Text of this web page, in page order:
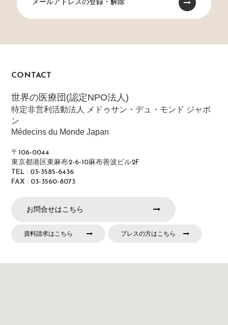
CONTACT
世界の医療団(認定NPO法人)
特定非営利活動法人 メドゥサン・デュ・モンド ジャポ
ン
Médecins du Monde Japan
〒106-0044
東京都港区東麻布2-6-10麻布善波ビル2F
TEL : 03-3585-6436
FAX : 03-3560-8073
お問合せはこちら
資料請求はこちら プレスの方はこちら